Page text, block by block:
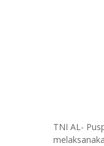
TNI AL-